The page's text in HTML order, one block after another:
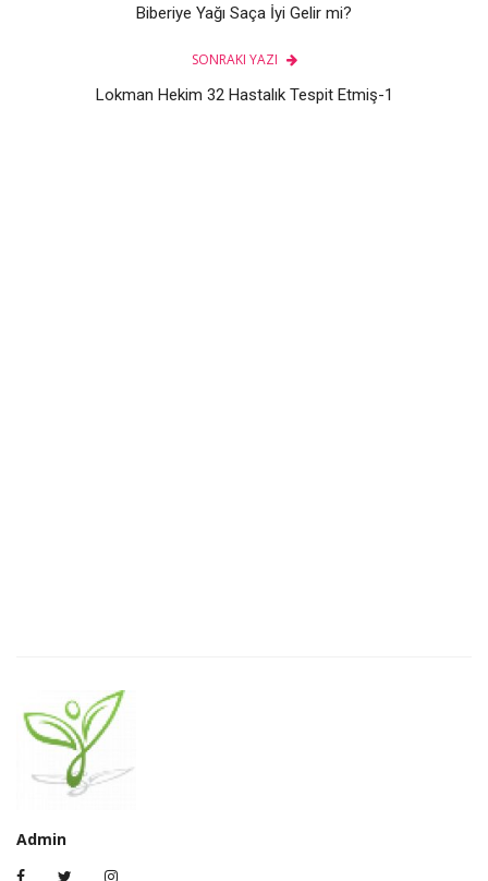
Biberiye Yağı Saça İyi Gelir mi?
SONRAKI YAZI
Lokman Hekim 32 Hastalık Tespit Etmiş-1
Admin